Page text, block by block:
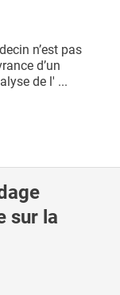
n’est pas
d’un
de l' ...
sur la